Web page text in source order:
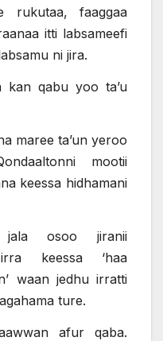
rukutaa, faaggaa
itti labsameefi
ni jira.
kan qabu yoo ta’u
maree ta’un yeroo
mootii
keessa hidhamani
jala osoo jiranii
keessa ‘haa
waan jedhu irratti
ture.
afur qaba.